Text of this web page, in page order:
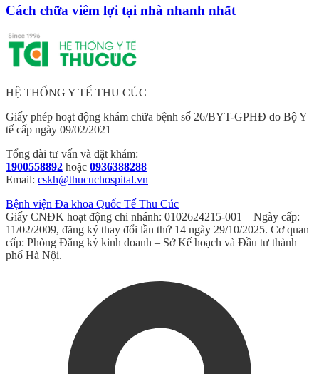
Cách chữa viêm lợi tại nhà nhanh nhất
HỆ THỐNG Y TẾ THU CÚC
Giấy phép hoạt động khám chữa bệnh số 26/BYT-GPHĐ do Bộ Y
tế cấp ngày 09/02/2021
Tổng đài tư vấn và đặt khám:
1900558892 hoặc 0936388288
Email: cskh@thucuchospital.vn
Bệnh viện Đa khoa Quốc Tế Thu Cúc
Giấy CNĐK hoạt động chi nhánh: 0102624215-001 – Ngày cấp:
11/02/2009, đăng ký thay đổi lần thứ 14 ngày 29/10/2025. Cơ quan
cấp: Phòng Đăng ký kinh doanh – Sở Kế hoạch và Đầu tư thành
phố Hà Nội.